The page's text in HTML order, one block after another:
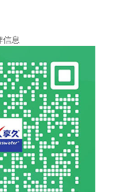
而在延时的基础上，让勃起状态更坚
：它不只是让你“更持久”，还能让你在
用感受如何？作为植物提取产品...
息